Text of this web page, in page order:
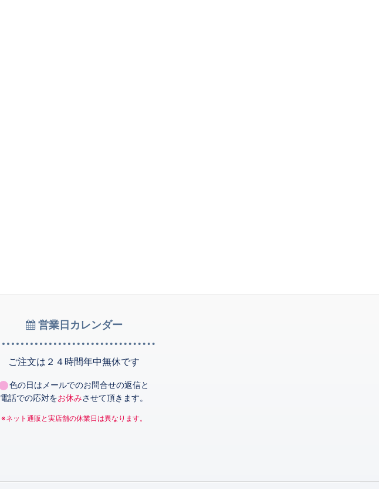
営業日カレンダー
ご注文は２４時間年中無休です
色の日はメールでのお問合せの返信と
電話での応対をお休みさせて頂きます。
※ネット通販と実店舗の休業日は異なります。